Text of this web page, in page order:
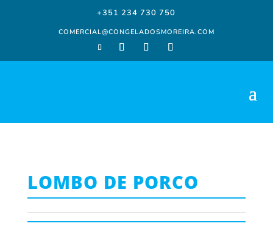
+351 234 730 750
COMERCIAL@CONGELADOSMOREIRA.COM
LOMBO DE PORCO